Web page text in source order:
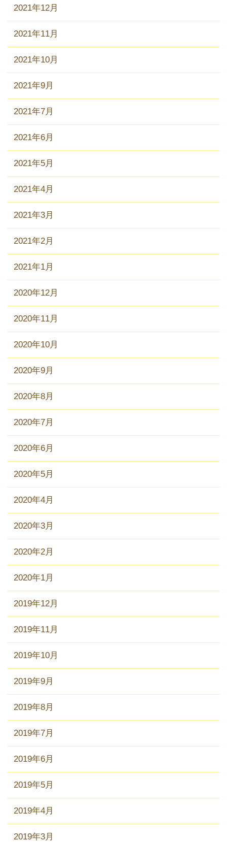
2021年12月
2021年11月
2021年10月
2021年9月
2021年7月
2021年6月
2021年5月
2021年4月
2021年3月
2021年2月
2021年1月
2020年12月
2020年11月
2020年10月
2020年9月
2020年8月
2020年7月
2020年6月
2020年5月
2020年4月
2020年3月
2020年2月
2020年1月
2019年12月
2019年11月
2019年10月
2019年9月
2019年8月
2019年7月
2019年6月
2019年5月
2019年4月
2019年3月